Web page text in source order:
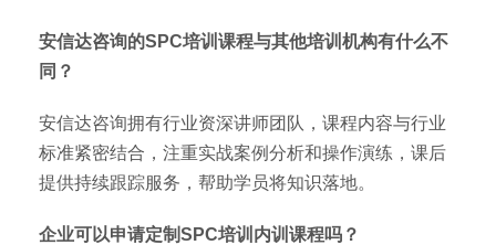
安信达咨询的SPC培训课程与其他培训机构有什么不
同？
安信达咨询拥有行业资深讲师团队，课程内容与行业
标准紧密结合，注重实战案例分析和操作演练，课后
提供持续跟踪服务，帮助学员将知识落地。
企业可以申请定制SPC培训内训课程吗？